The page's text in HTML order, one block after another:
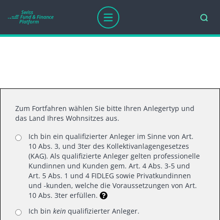
Danke für ihr Interesse
Swiss Fund Platform AG
Mainaustrasse 21, 8008 Zürich
T +41 (0)44 218 50 80
Zum Fortfahren wählen Sie bitte Ihren Anlegertyp und
das Land Ihres Wohnsitzes aus.
Ich bin ein qualifizierter Anleger im Sinne von Art.
10 Abs. 3, und 3ter des Kollektivanlagengesetzes
(KAG). Als qualifizierte Anleger gelten professionelle
Kundinnen und Kunden gem. Art. 4 Abs. 3-5 und
Art. 5 Abs. 1 und 4 FIDLEG sowie Privatkundinnen
und -kunden, welche die Voraussetzungen von Art.
10 Abs. 3ter erfüllen.
Ich bin kein qualifizierter Anleger.